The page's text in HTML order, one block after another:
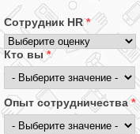
Сотрудник HR*
Кто вы*
Опыт сотрудничества*